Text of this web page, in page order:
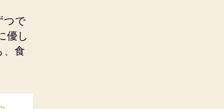
つで
優し
、食